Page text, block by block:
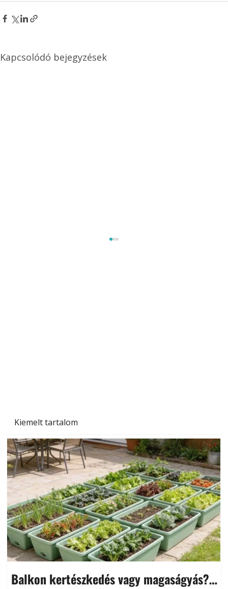
Kiemelt tartalom
Balkon kertészkedés vagy magaságyás?
Kapcsolódó bejegyzések